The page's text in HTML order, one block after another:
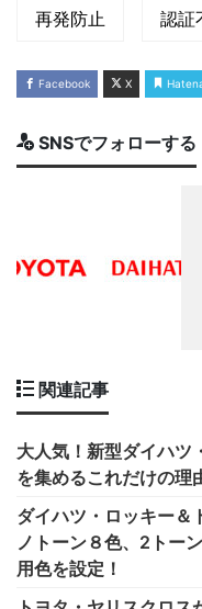
再発防止 認証
Facebook X
SNSでフォローする
関連記事
大人気！新型ダイハツ
を集めるこれだけの理
ダイハツ・ロッキー＆
ノトーン８色、2トー
用色を設定！